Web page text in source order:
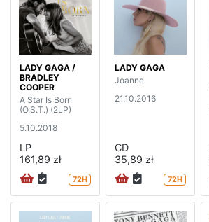
LADY GAGA /
BRADLEY
COOPER
A Star Is Born
(O.S.T.) (2LP)
5.10.2018
LP
161,89 zł
72H
LADY GAGA
Joanne
21.10.2016
CD
35,89 zł
72H